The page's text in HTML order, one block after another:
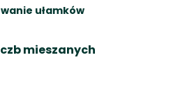
ułamków
mieszanych